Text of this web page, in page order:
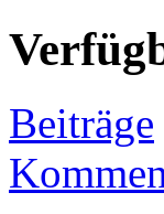
Beiträge